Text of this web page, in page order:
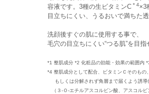
容液です。3種の生ビタミンC ＊4×3
目立ちにくい、うるおいで満ちた
洗顔後すぐの肌に使用する事で、
毛穴の目立ちにくい“つる肌”を目指
*1 整肌成分 *2 化粧品の効能・効果の範囲内
*4 整肌成分として配合、ビタミンＣそのもの
もしくは分解されず角層まで届くよう誘導
（３-Ｏ-エチルアスコルビン酸、アスコル